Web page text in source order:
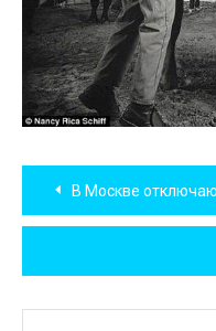
Навигация
по
записям
В Москве